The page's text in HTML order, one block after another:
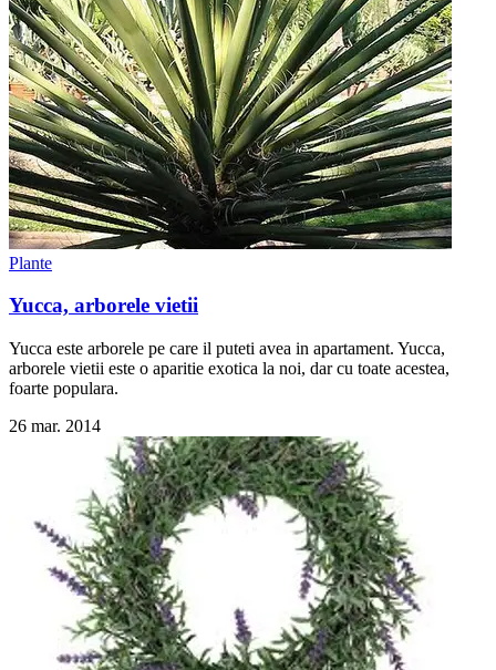
Plante
Yucca, arborele vietii
Yucca este arborele pe care il puteti avea in apartament. Yucca,
arborele vietii este o aparitie exotica la noi, dar cu toate acestea,
foarte populara.
26 mar. 2014